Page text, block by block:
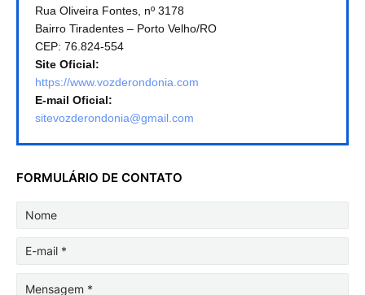
Rua Oliveira Fontes, nº 3178
Bairro Tiradentes – Porto Velho/RO
CEP: 76.824-554
Site Oficial:
https://www.vozderondonia.com
E-mail Oficial:
sitevozderondonia@gmail.com
FORMULÁRIO DE CONTATO